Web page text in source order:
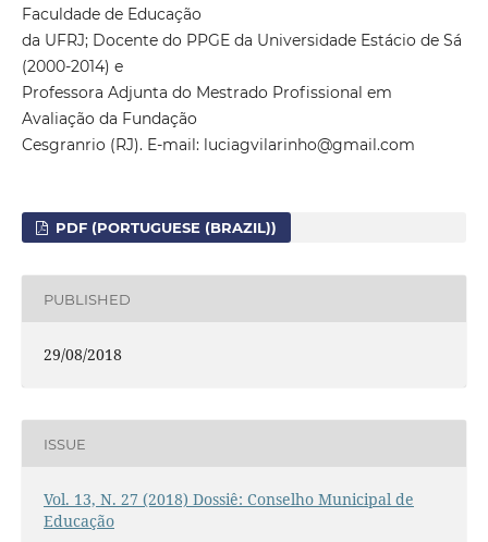
Faculdade de Educação
da UFRJ; Docente do PPGE da Universidade Estácio de Sá
(2000-2014) e
Professora Adjunta do Mestrado Profissional em
Avaliação da Fundação
Cesgranrio (RJ). E-mail: luciagvilarinho@gmail.com
PDF (PORTUGUESE (BRAZIL))
PUBLISHED
29/08/2018
ISSUE
Vol. 13, N. 27 (2018) Dossiê: Conselho Municipal de
Educação